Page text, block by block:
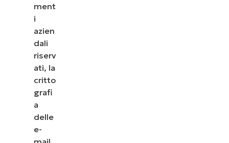
ment
i
azien
dali
riserv
ati, la
critto
grafi
a
delle
e-